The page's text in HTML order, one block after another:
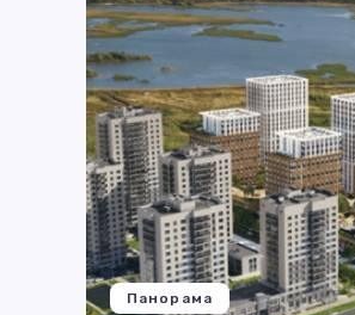
Панорама